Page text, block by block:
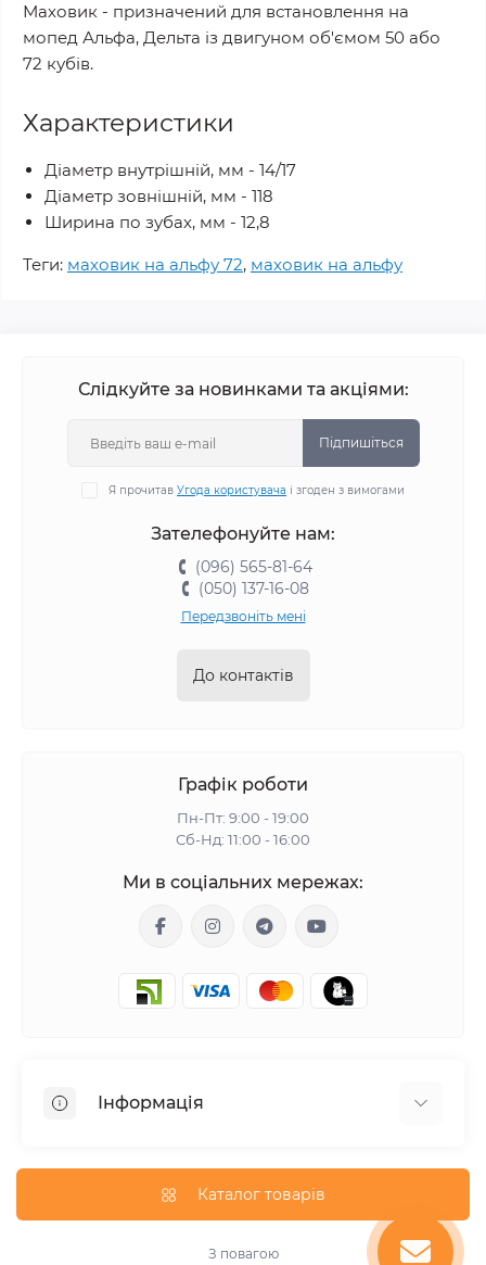
Маховик - призначений для встановлення на
мопед Альфа, Дельта із двигуном об'ємом 50 або
72 кубів.
Характеристики
Діаметр внутрішній, мм - 14/17
Діаметр зовнішній, мм - 118
Ширина по зубах, мм - 12,8
Теги: маховик на альфу 72, маховик на альфу
Слідкуйте за новинками та акціями:
Підпишіться
Я прочитав Угода користувача і згоден з вимогами
Зателефонуйте нам:
(096) 565-81-64
(050) 137-16-08
Передзвоніть мені
До контактів
Графік роботи
Пн-Пт: 9:00 - 19:00
Сб-Нд: 11:00 - 16:00
Ми в соціальних мережах:
Інформація
Оплата
Каталог товарів
З повагою